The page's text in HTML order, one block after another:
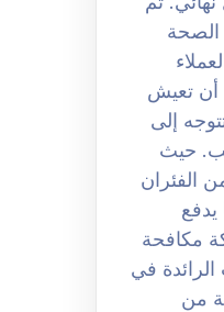
الصحة
أن تعيش
إلى
حيث
الفئران
يدفع
مكافحة
الرائدة في
من